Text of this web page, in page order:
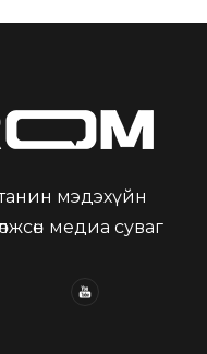
мэдэхүйн
медиа суваг